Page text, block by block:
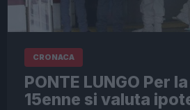
CRONACA
PONTE LUNGO Per
15enne si valuta